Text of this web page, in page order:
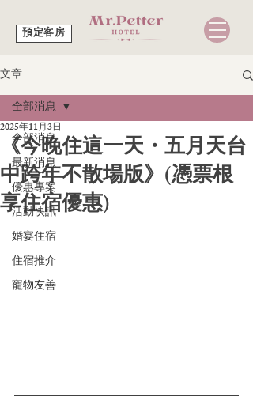
預定客房
文章
全部消息
最新消息
優惠專案
活動快訊
婚宴住宿
住宿推介
寵物友善
全部消息
《今晚住這一天・五月天台
中跨年不散場版》(憑票根
享住宿優惠)
2025年11月3日